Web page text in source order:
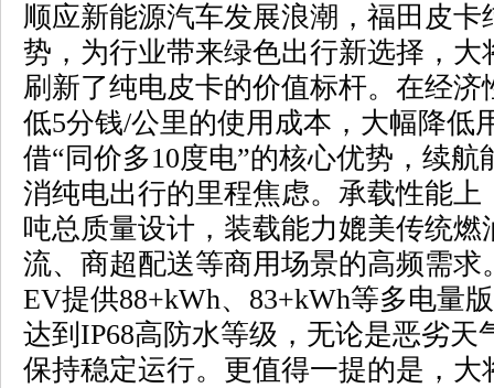
顺应新能源汽车发展浪潮，福田皮
势，为行业带来绿色出行新选择， 大
刷新了纯电皮卡的价值标杆。在经
低5分钱/公里的使用成本，大幅降低
借“同价多10度电”的核心优势，续
消纯电出行的里程焦虑。承载性能上
吨总质量设计，装载能力媲美传统
流、商超配送等商用场景的高频需
EV提供88+kWh、83+kWh等多电量
达到IP68高防水等级，无论是恶劣天
保持稳定运行。更值得一提的是，